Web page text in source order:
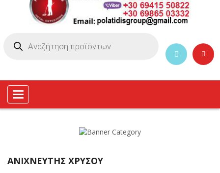
Toggle
navigation
ΑΝΙΧΝΕΥΤΉΣ ΧΡΥΣΟΎ